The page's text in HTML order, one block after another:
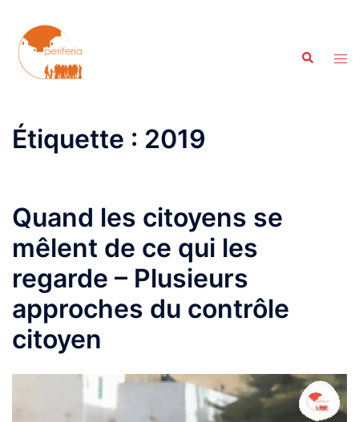
contenu
Étiquette : 2019
Quand les citoyens se
mêlent de ce qui les
regarde – Plusieurs
approches du contrôle
citoyen